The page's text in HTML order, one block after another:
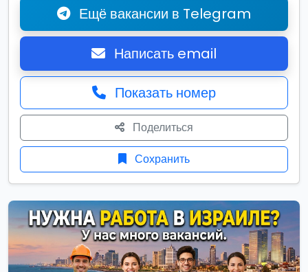
Ещё вакансии в Telegram
Написать email
Показать номер
Поделиться
Сохранить